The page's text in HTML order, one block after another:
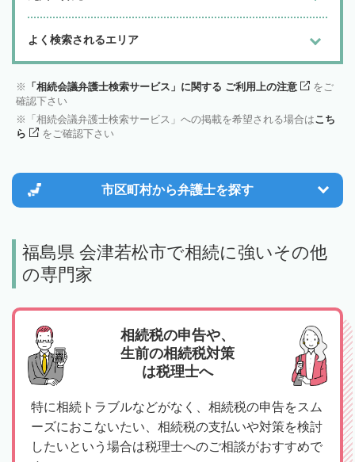
よく検索されるエリア
「相続会議弁護士検索サービス」に関する ご利用上の注意
をご
確認下さい
「相続会議弁護士検索サービス」への掲載を希望される場合はこち
ら
をご確認下さい
市区町村から弁護士を探す
福島県 会津若松市で相続に強いその他
の専門家
相続税の申告や、
生前の相続税対策
は税理士へ
特に相続トラブルなどがなく、相続税の申告をスム
ーズにおこないたい、相続税の支払いや対策を検討
したいという場合は税理士へのご相談がおすすめで